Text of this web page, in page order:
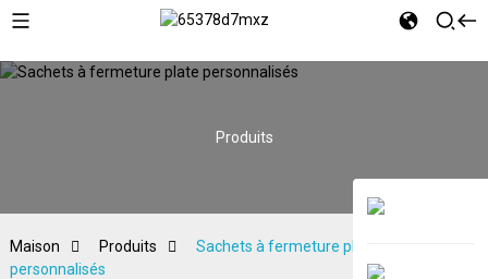
Produits
Maison Produits
Sachets à fermeture plate
personnalisés